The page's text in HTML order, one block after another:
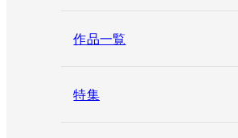
作品一覧
特集